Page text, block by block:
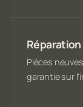
Pièces
garantie sur